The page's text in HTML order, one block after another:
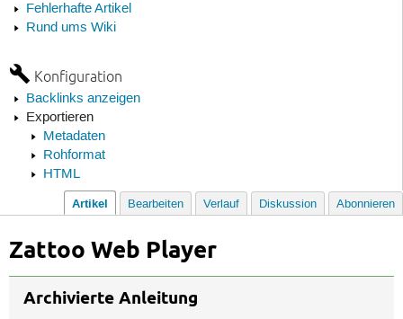
Fehlerhafte Artikel
Rund ums Wiki
Konfiguration
Backlinks anzeigen
Exportieren
Metadaten
Rohformat
HTML
Artikel Bearbeiten Verlauf Diskussion Abonnieren
Zattoo Web Player
Archivierte Anleitung